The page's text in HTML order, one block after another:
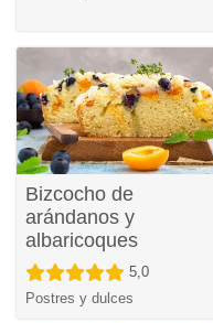
Bizcocho de
arándanos y
albaricoques
5,0
Postres y dulces